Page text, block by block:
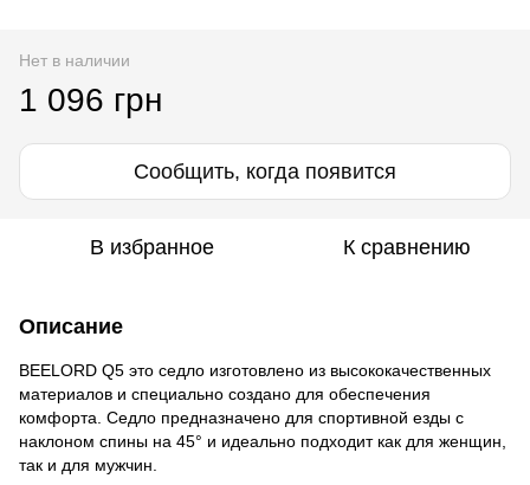
Нет в наличии
1 096 грн
Сообщить, когда появится
В избранное К сравнению
Описание
BEELORD Q5 это седло изготовлено из высококачественных
материалов и специально создано для обеспечения
комфорта. Седло предназначено для спортивной езды с
наклоном спины на 45° и идеально подходит как для женщин,
так и для мужчин.